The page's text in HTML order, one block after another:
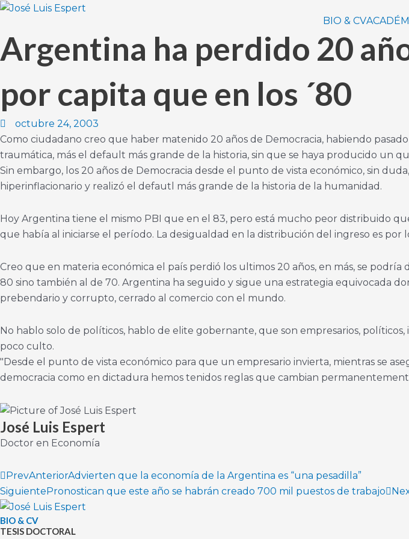
Ir
contenido
BIO & CV
Argentina ha perdido 20
por capita que en los ´80
octubre 24, 2003
Como ciudadano creo que haber matenido 20 años de Democracia, habiendo
traumática, más el default más grande de la historia, sin que se haya producido un
Sin embargo, los 20 años de Democracia desde el punto de vista económico, sin
hiperinflacionario y realizó el defautl más grande de la historia de la humanidad.
Hoy Argentina tiene el mismo PBI que en el 83, pero está mucho peor distribuido
que había al iniciarse el período. La desigualdad en la distribución del ingreso es por
Creo que en materia económica el país perdió los ultimos 20 años, en más, se
80 sino también al de 70. Argentina ha seguido y sigue una estrategia equivocada
prebendario y corrupto, cerrado al comercio con el mundo.
No hablo solo de políticos, hablo de elite gobernante, que son empresarios,
poco culto.
"Desde el punto de vista económico para que un empresario invierta, mientras se
democracia como en dictadura hemos tenidos reglas que cambian
José Luis Espert
Doctor en Economía
PrevAnteriorAdvierten que la economía de la Argentina es “una pesadilla”
SiguientePronostican que este año se habrán creado 700 mil puestos de trabajo
BIO & CV
TESIS DOCTORAL